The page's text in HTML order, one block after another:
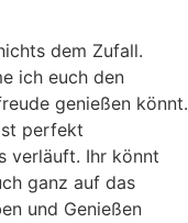
dem Zufall.
ich euch den
genießen könnt.
perfekt
verläuft. Ihr könnt
ganz auf das
und Genießen